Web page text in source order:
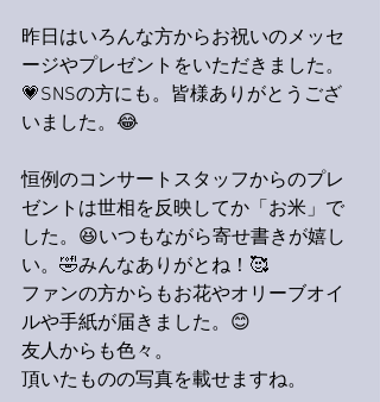
昨日はいろんな方からお祝いのメッセ
ージやプレゼントをいただきました。
💗SNSの方にも。皆様ありがとうござ
いました。😂
恒例のコンサートスタッフからのプレ
ゼントは世相を反映してか「お米」で
した。😆いつもながら寄せ書きが嬉し
い。🤣みんなありがとね！🥰
ファンの方からもお花やオリーブオイ
ルや手紙が届きました。😊
友人からも色々。
頂いたものの写真を載せますね。